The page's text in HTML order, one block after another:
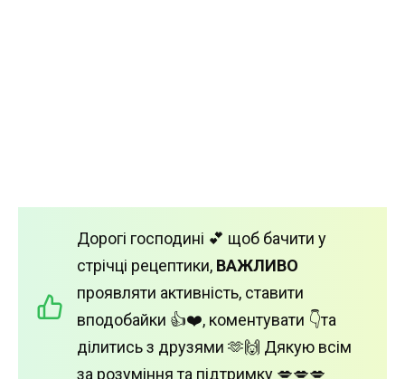
Дорогі господині 💕 щоб бачити у
стрічці рецептики, ВАЖЛИВО
проявляти активність, ставити
вподобайки 👍❤️, коментувати 👇та
ділитись з друзями 🫶🙌 Дякую всім
за розуміння та підтримку 💋💋💋